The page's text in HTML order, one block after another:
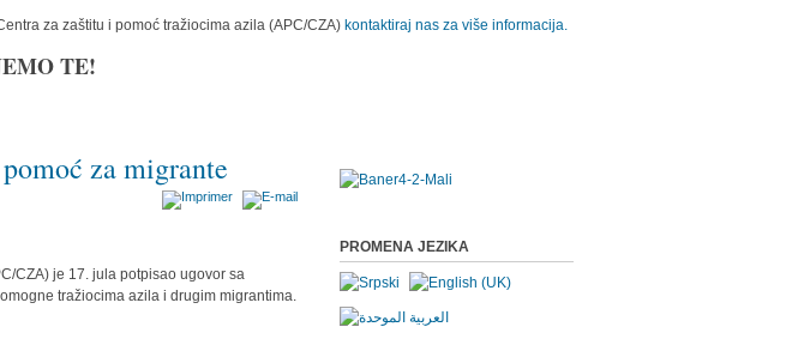
za zaštitu i pomoć tražiocima azila (APC/CZA) kontaktiraj nas za više informacija.
TE!
za migrante
CZA) je 17. jula potpisao ugovor sa
tražiocima azila i drugim migrantima.
PROMENA JEZIKA